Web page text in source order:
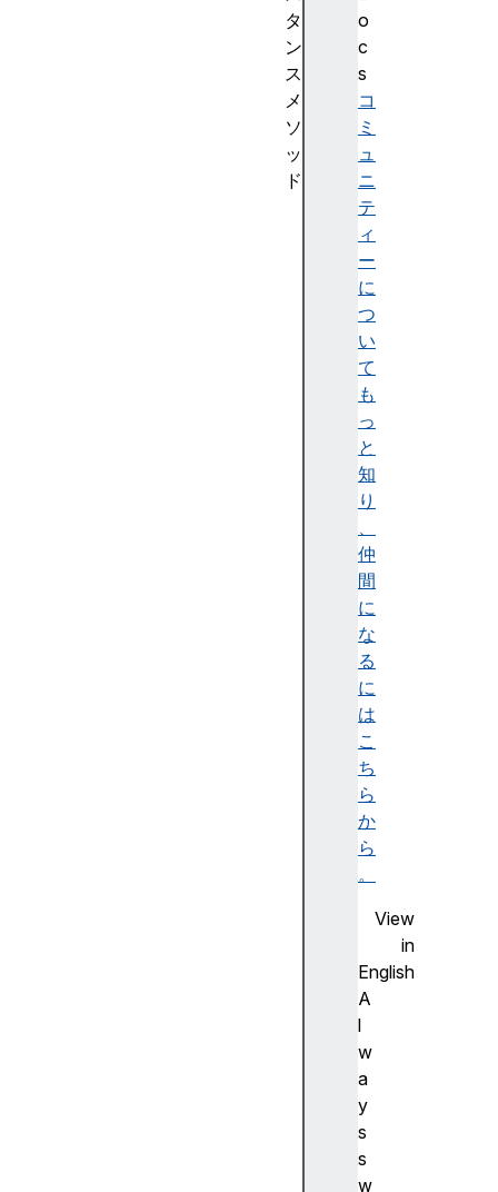
o
c
s
コ
ミ
ュ
ニ
テ
ィ
ー
に
つ
い
て
も
っ
と
知
り
、
仲
間
に
な
る
に
は
こ
ち
ら
か
ら
。
View
in
English
A
l
w
a
y
s
s
w
タ
ン
ス
メ
ソ
ッ
ド